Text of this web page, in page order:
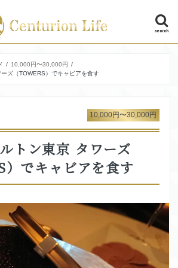
search
10,000円〜30,000円
ズ（TOWERS）でキャビアを食す
10,000円〜30,000円
トン東京 タワーズ
）でキャビアを食す